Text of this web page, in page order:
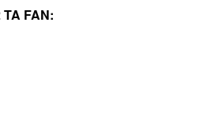
TA FAN: